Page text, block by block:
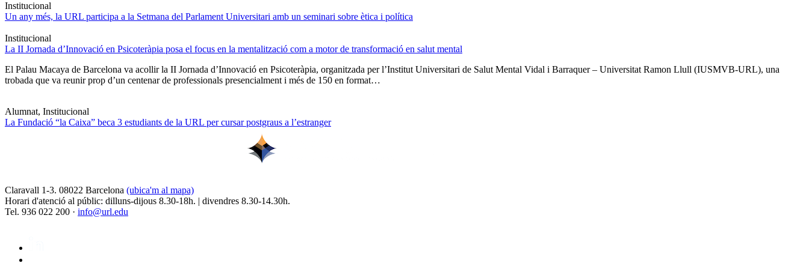
Institucional
Un any més, la URL participa a la Setmana del Parlament Universitari amb un seminari sobre ètica i política
Institucional
La II Jornada d’Innovació en Psicoteràpia posa el focus en la mentalització com a motor de transformació en salut mental
El Palau Macaya de Barcelona va acollir la II Jornada d’Innovació en Psicoteràpia, organitzada per l’Institut Universitari de Salut Mental Vidal i Barraquer – Universitat Ramon Llull (IUSMVB-URL), una
trobada que va reunir prop d’un centenar de professionals presencialment i més de 150 en format…
Alumnat, Institucional
La Fundació “la Caixa” beca 3 estudiants de la URL per cursar postgraus a l’estranger
Claravall 1-3. 08022 Barcelona (ubica'm al mapa)
Horari d'atenció al públic: dilluns-dijous 8.30-18h. | divendres 8.30-14.30h.
Tel. 936 022 200 · info@url.edu